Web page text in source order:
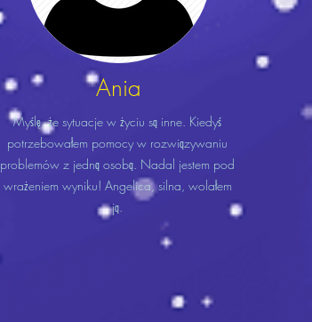
Ania
Myślę, że sytuacje w życiu są inne. Kiedyś
potrzebowałem pomocy w rozwiązywaniu
problemów z jedną osobą. Nadal jestem pod
wrażeniem wyniku! Angelica, silna, wolałem
ją.